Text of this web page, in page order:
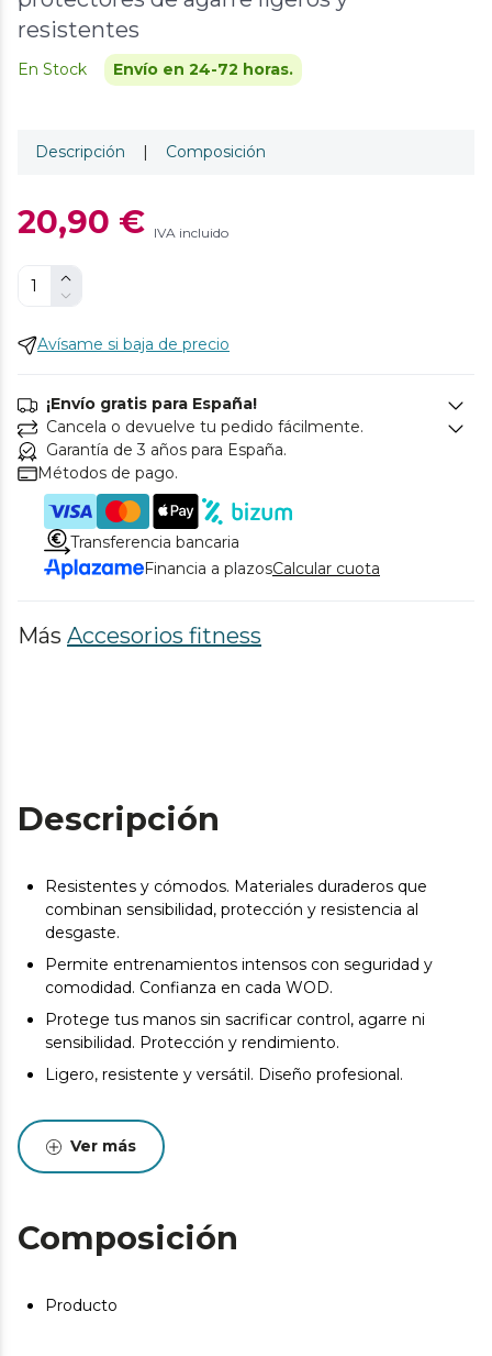
resistentes
En Stock Envío en 24-72 horas.
Descripción Composición
20,90 € IVA incluido
Avísame si baja de precio
¡Envío gratis para España!
Cancela o devuelve tu pedido fácilmente.
Garantía de 3 años para España.
Métodos de pago.
Transferencia bancaria
Financia a plazosCalcular cuota
Más Accesorios fitness
Descripción
Resistentes y cómodos. Materiales duraderos que
combinan sensibilidad, protección y resistencia al
desgaste.
Permite entrenamientos intensos con seguridad y
comodidad. Confianza en cada WOD.
Protege tus manos sin sacrificar control, agarre ni
sensibilidad. Protección y rendimiento.
Ligero, resistente y versátil. Diseño profesional.
Ver más
Composición
Producto